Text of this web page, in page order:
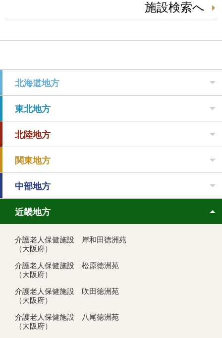
施設検索へ
北海道地方
東北地方
北陸地方
関東地方
中部地方
近畿地方
介護老人保健施設 岸和田徳洲苑
（大阪府）
介護老人保健施設 松原徳洲苑
（大阪府）
介護老人保健施設 吹田徳洲苑
（大阪府）
介護老人保健施設 八尾徳洲苑
（大阪府）